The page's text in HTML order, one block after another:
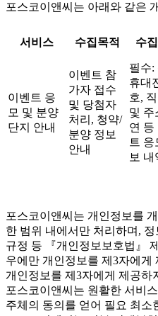
포스코이앤씨는 아래와 같은
서비스 수집목적 수
이벤트 응
모 및 분양
단지 안내
이벤트 참
가자 접수
및 당첨자
처리, 청약/
분양 정보
안내
필수:
휴대
호,
및 주
연 등
트 응
보 내
포스코이앤씨는 개인정보를
한 범위 내에서만 처리하며,
규정 등 『개인정보보호법』
우에만 개인정보를 제3자에게
개인정보를 제3자에게 제공하
포스코이앤씨는 원활한 서비
주체의 동의를 얻어 필요 최소